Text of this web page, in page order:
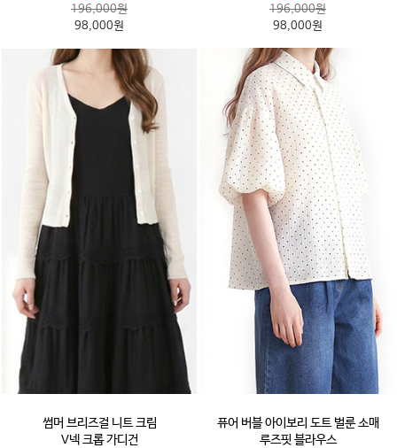
196,000원
98,000원
196,000원
98,000원
썸머 브리즈걸 니트 크림
V넥 크롭 가디건
퓨어 버블 아이보리 도트 벌룬 소매
루즈핏 블라우스